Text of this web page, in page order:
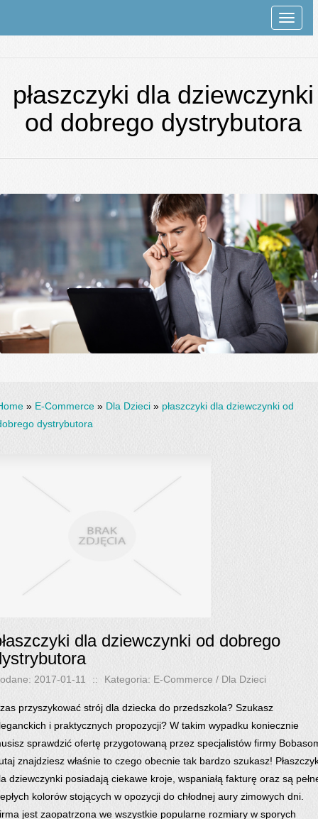
Rozwiń
płaszczyki dla dziewczynki
od dobrego dystrybutora
» E-Commerce » Dla Dzieci » płaszczyki dla dziewczynki od
dystrybutora
dla dziewczynki od dobrego
2017-01-11 :: Kategoria: E-Commerce / Dla Dzieci
przyszykować strój dla dziecka do przedszkola? Szukasz
i praktycznych propozycji? W takim wypadku koniecznie
sprawdzić ofertę przygotowaną przez specjalistów firmy
znajdziesz właśnie to czego obecnie tak bardzo szukasz!
dziewczynki posiadają ciekawe kroje, wspaniałą fakturę oraz są
kolorów stojących w opozycji do chłodnej aury zimowych dni.
jest zaopatrzona we wszystkie popularne rozmiary w sporych